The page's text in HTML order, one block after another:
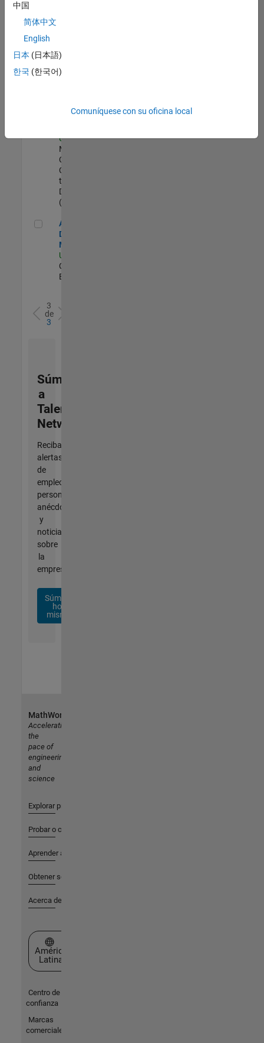
Director of Digital Marketing and Campaigns
US-MA-Natick
Communications |
Corporate Social
Responsibility
US-MA-Natick|
Marketing
Communications |
Contratos
temporales/consultores
Duration: 5 months
(begins Ag. 2026)
Aerospace and Defense Sales Account Manager
Aerospace and
Defense Sales Account
Manager
US-CA-Torrance
Commercial Sales |
Experimentado
3
de
3
Súmese
a
Talent
Network
Reciba
alertas
de
empleo
personalizadas,
anécdotas
y
noticias
sobre
la
empresa.
Súmese
hoy
mismo
中国
简体中文
English
日本 (日本語)
한국 (한국어)
Comuníquese con su oficina local
MathWorks
Accelerating
the
pace of
engineering
and
science
Explorar productos
Probar o comprar
Aprender a utilizar
Obtener soporte
Acerca de MathWorks
Seleccione un país/idioma
América
Latina
Centro de
confianza
Marcas
comerciales